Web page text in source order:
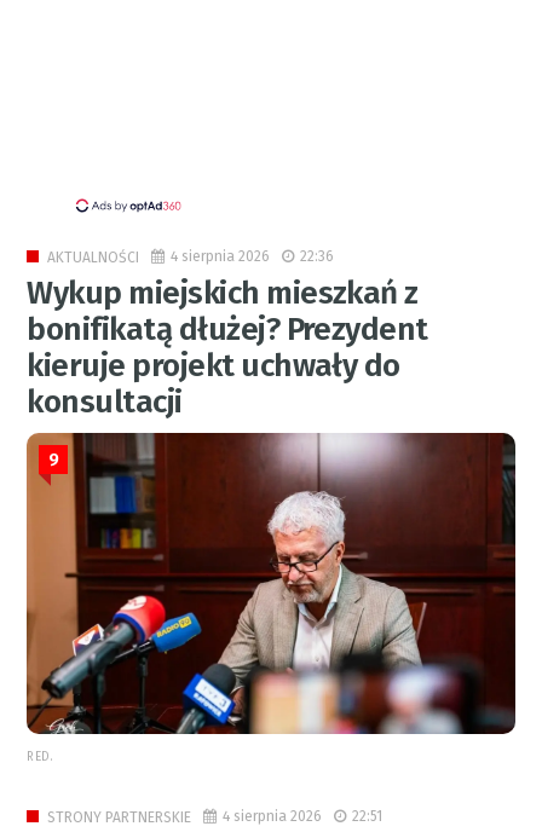
AKTUALNOŚCI 4 sierpnia 2026 22:36
Wykup miejskich mieszkań z
bonifikatą dłużej? Prezydent
kieruje projekt uchwały do
konsultacji
9
RED.
STRONY PARTNERSKIE 4 sierpnia 2026 22:51